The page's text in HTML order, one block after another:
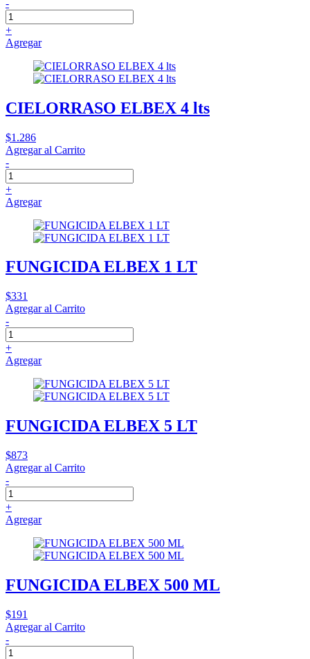
-
+
Agregar
CIELORRASO ELBEX 4 lts
$1.286
Agregar al Carrito
-
+
Agregar
FUNGICIDA ELBEX 1 LT
$331
Agregar al Carrito
-
+
Agregar
FUNGICIDA ELBEX 5 LT
$873
Agregar al Carrito
-
+
Agregar
FUNGICIDA ELBEX 500 ML
$191
Agregar al Carrito
-